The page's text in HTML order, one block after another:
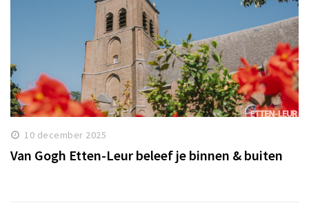
10 december 2025
Van Gogh Etten-Leur beleef je binnen & buiten